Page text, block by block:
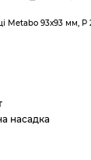
Metabo 93х93 мм, Р
насадка